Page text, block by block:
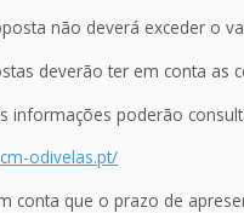
não deverá exceder o
deverão ter em conta as
informações poderão
odivelas.pt/
conta que o prazo de